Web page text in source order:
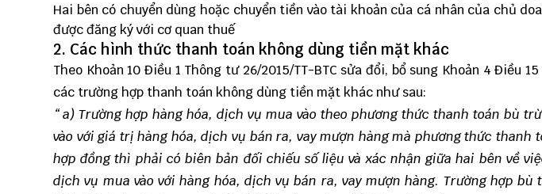
Hai bên có chuyển dùng hoặc chuyển tiền vào tài khoản của cá nhân của chủ
được đăng ký với cơ quan thuế
2. Các hình thức thanh toán không dùng tiền mặt khác
Theo Khoản 10 Điều 1 Thông tư 26/2015/TT-BTC sửa đổi, bổ sung Khoản 4 Điều
các trường hợp thanh toán không dùng tiền mặt khác như sau:
“ a) Trường hợp hàng hóa, dịch vụ mua vào theo phương thức thanh toán bù
vào với giá trị hàng hóa, dịch vụ bán ra, vay mượn hàng mà phương thức thanh
hợp đồng thì phải có biên bản đối chiếu số liệu và xác nhận giữa hai bên về
dịch vụ mua vào với hàng hóa, dịch vụ bán ra, vay mượn hàng. Trường hợp